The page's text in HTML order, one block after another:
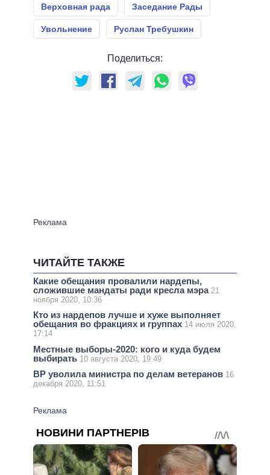
Верховная рада Заседание Рады
Увольнение Руслан Требушкин
Поделиться:
ЧИТАЙТЕ ТАКЖЕ
Какие обещания провалили нардепы,
сложившие мандаты ради кресла мэра 21
ноября 2020, 10:36
Кто из нардепов лучше и хуже выполняет
обещания во фракциях и группах 14 июля 2020,
17:14
Местные выборы-2020: кого и куда будем
выбирать 10 августа 2020, 19:49
ВР уволила министра по делам ветеранов 16
декабря 2020, 11:51